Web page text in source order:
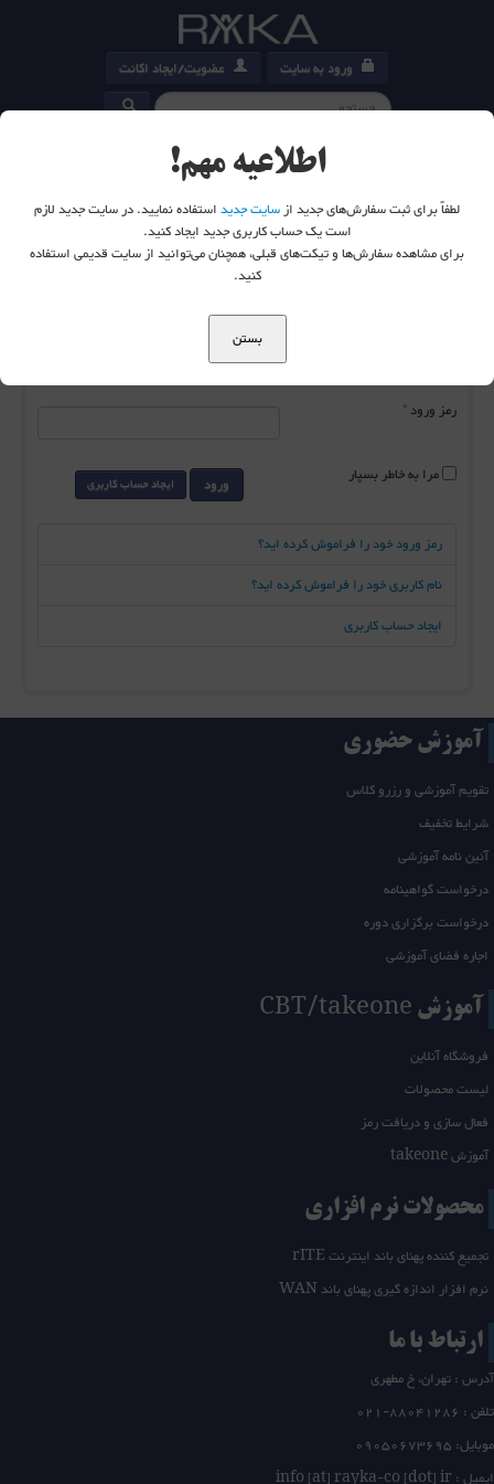
ورود به سایت عضویت/ایجاد اکانت
کارت خرید
شما اینجا هستید:خانه ورود به سایت
رمز ورود *
مرا به خاطر بسپار ورود ایجاد حساب کاربری
رمز ورود خود را فراموش کرده اید؟
نام کاربری خود را فراموش کرده اید؟
ایجاد حساب کاربری
آموزش حضوری
تقویم آموزشی و رزرو کلاس
شرایط تخفیف
آئین نامه آموزشی
درخواست گواهینامه
درخواست برگزاری دوره
اجاره فضای آموزشی
آموزش CBT/takeone
فروشگاه آنلاین
لیست محصولات
فعال سازی و دریافت رمز
آموزش takeone
محصولات نرم افزاری
تجمیع کننده پهنای باند اینترنت rITE
نرم افزار اندازه گیری پهنای باند WAN
ارتباط با ما
آدرس : تهران، خ مطهری
تلفن : 21-88041286
0
موبایل: 09050673695
ایمیل : info [at] rayka-co [dot] ir
اطلاعیه مهم!
لطفاً برای ثبت سفارش‌های جدید ازسایت جدیداستفاده نمایید. در سایت جدید لازم
است یک حساب کاربری جدید ایجاد کنید.
برای مشاهده سفارش‌ها و تیکت‌های قبلی، همچنان می‌توانید از سایت قدیمی استفاده
کنید.
بستن